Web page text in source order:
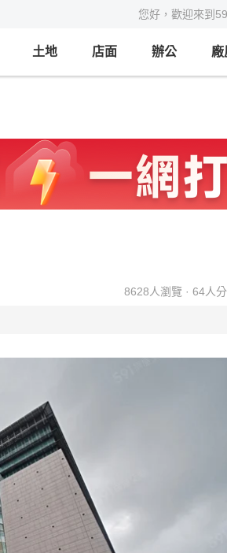
您好，歡迎來到
土地 店面 辦公 廠
8628人瀏覽 · 64人